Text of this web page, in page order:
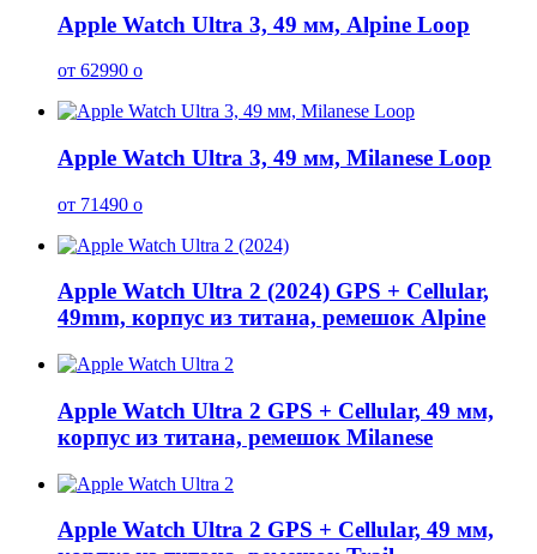
Apple Watch Ultra 3, 49 мм, Alpine Loop
от 62990 o
Apple Watch Ultra 3, 49 мм, Milanese Loop
от 71490 o
Apple Watch Ultra 2 (2024) GPS + Cellular,
49mm, корпус из титана, ремешок Alpine
Apple Watch Ultra 2 GPS + Cellular, 49 мм,
корпус из титана, ремешок Milanese
Apple Watch Ultra 2 GPS + Cellular, 49 мм,